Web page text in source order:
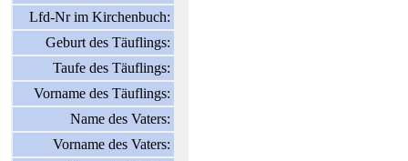
Lfd-Nr im Kirchenbuch:
Geburt des Täuflings:
Taufe des Täuflings:
Vorname des Täuflings:
Name des Vaters:
Vorname des Vaters: